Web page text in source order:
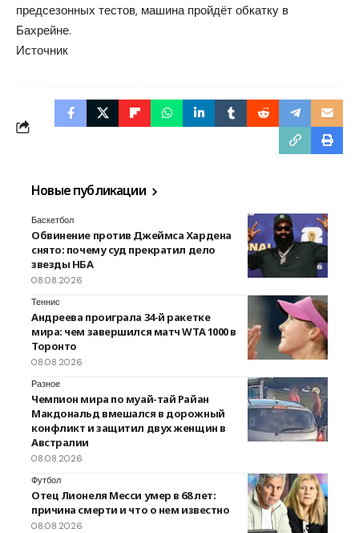
предсезонных тестов, машина пройдёт обкатку в
Бахрейне.
Источник
Новые публикации
Баскетбол
Обвинение против Джеймса Хардена
снято: почему суд прекратил дело
звезды НБА
08.08.2026
Теннис
Андреева проиграла 34-й ракетке
мира: чем завершился матч WTA 1000 в
Торонто
08.08.2026
Разное
Чемпион мира по муай-тай Райан
Макдональд вмешался в дорожный
конфликт и защитил двух женщин в
Австралии
08.08.2026
Футбол
Отец Лионеля Месси умер в 68 лет:
причина смерти и что о нем известно
08.08.2026